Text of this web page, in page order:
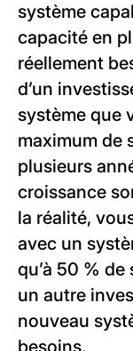
système
capacité en
réellement
d’un
système que
maximum de
plusieurs
croissance
la réalité,
avec un
qu’à 50 %
un autre
nouveau
besoins.